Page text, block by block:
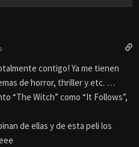
contigo! Ya me tienen
de horror, thriller y etc. …
“The Witch” como “It Follows”,
de ellas y de esta peli los